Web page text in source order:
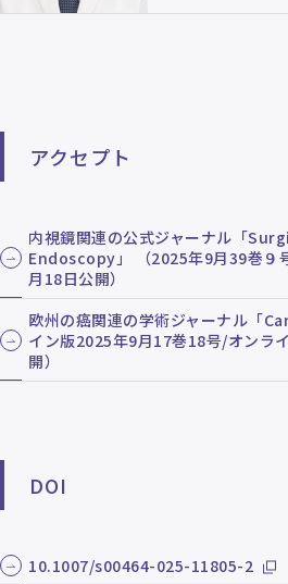
アクセプト
内視鏡関連の公式ジャーナル「
Endoscopy」 （2025年9月39巻９
月18日公開）
欧州の癌関連の学術ジャーナル「
イン版2025年9月17巻18号/オンラ
開）
DOI
10.1007/s00464-025-11805-2